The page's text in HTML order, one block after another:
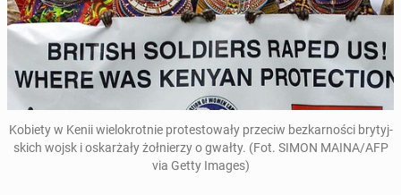
Kobiety w Kenii wie­lo­krot­nie pro­te­sto­wa­ły przeciw bez­kar­no­ści bry­tyj­
skich wojsk i oskar­ża­ły żoł­nie­rzy o gwałty. (Fot. SIMON MAINA/AFP
via Getty Images)